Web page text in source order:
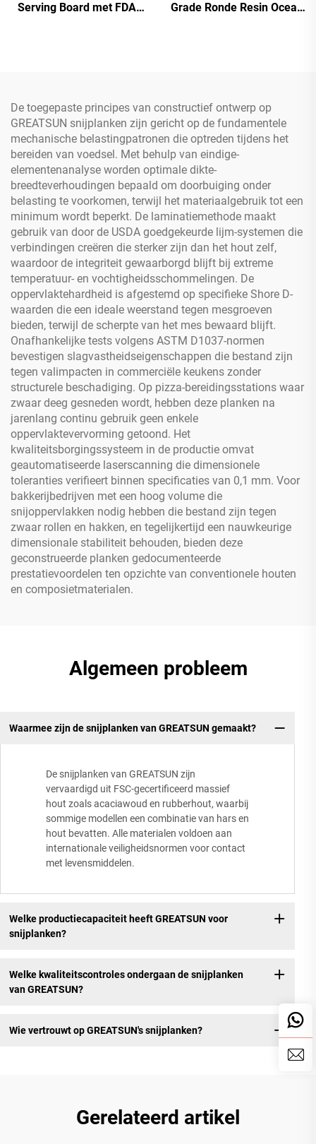
Serving Board met FDA-
Grade Ronde Resin Ocean
De toegepaste principes van constructief ontwerp op
GREATSUN snijplanken zijn gericht op de fundamentele
mechanische belastingpatronen die optreden tijdens het
bereiden van voedsel. Met behulp van eindige-
elementenanalyse worden optimale dikte-
breedteverhoudingen bepaald om doorbuiging onder
belasting te voorkomen, terwijl het materiaalgebruik tot een
minimum wordt beperkt. De laminatiemethode maakt
gebruik van door de USDA goedgekeurde lijm-systemen die
verbindingen creëren die sterker zijn dan het hout zelf,
waardoor de integriteit gewaarborgd blijft bij extreme
temperatuur- en vochtigheidsschommelingen. De
oppervlaktehardheid is afgestemd op specifieke Shore D-
waarden die een ideale weerstand tegen mesgroeven
bieden, terwijl de scherpte van het mes bewaard blijft.
Onafhankelijke tests volgens ASTM D1037-normen
bevestigen slagvastheidseigenschappen die bestand zijn
tegen valimpacten in commerciële keukens zonder
structurele beschadiging. Op pizza-bereidingsstations waar
zwaar deeg gesneden wordt, hebben deze planken na
jarenlang continu gebruik geen enkele
oppervlaktevervorming getoond. Het
kwaliteitsborgingssysteem in de productie omvat
geautomatiseerde laserscanning die dimensionele
toleranties verifieert binnen specificaties van 0,1 mm. Voor
bakkerijbedrijven met een hoog volume die
snijoppervlakken nodig hebben die bestand zijn tegen
zwaar rollen en hakken, en tegelijkertijd een nauwkeurige
dimensionale stabiliteit behouden, bieden deze
geconstrueerde planken gedocumenteerde
prestatievoordelen ten opzichte van conventionele houten
en composietmaterialen.
Algemeen probleem
Waarmee zijn de snijplanken van GREATSUN gemaakt?
De snijplanken van GREATSUN zijn
vervaardigd uit FSC-gecertificeerd massief
hout zoals acaciawoud en rubberhout, waarbij
sommige modellen een combinatie van hars en
hout bevatten. Alle materialen voldoen aan
internationale veiligheidsnormen voor contact
met levensmiddelen.
Welke productiecapaciteit heeft GREATSUN voor
snijplanken?
Welke kwaliteitscontroles ondergaan de snijplanken
van GREATSUN?
Wie vertrouwt op GREATSUN's snijplanken?
Gerelateerd artikel